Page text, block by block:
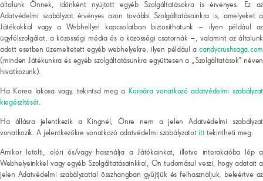
általunk Önnek, időnként nyújtott egyéb Szolgáltatásokra is érvényes. Ez az
Adatvédelmi szabályzat érvényes azon további Szolgáltatásainkra is, amelyeket a
Játékokkal vagy a Webhellyel kapcsolatban biztosíthatunk – ilyen például az
ügyfélszolgálat, a közösségi média és a közösségi csatornák –, valamint az általunk
adott esetben üzemeltetett egyéb webhelyekre, ilyen például acandycrushsaga.com
(minden Játékunkra és egyéb szolgáltatásunkra együttesen a „Szolgáltatások” néven
hivatkozunk).
Ha Korea lakosa vagy, tekintsd meg a Koreára vonatkozó adatvédelmi szabályzat
kiegészítését.
Ha állásra jelentkezik a Kingnél, Önre nem a jelen Adatvédelmi szabályzat
vonatkozik. A jelentkezőkre vonatkozó adatvédelmi szabályzatot itttekintheti meg.
Amikor letölti, eléri és/vagy használja a Játékainkat, illetve interakcióba lép a
Webhelyeinkkel vagy egyéb Szolgáltatásainkkal, Ön tudomásul veszi, hogy adatait a
jelen Adatvédelmi szabályzattal összhangban gyűjtjük és felhasználjuk, beleértve az